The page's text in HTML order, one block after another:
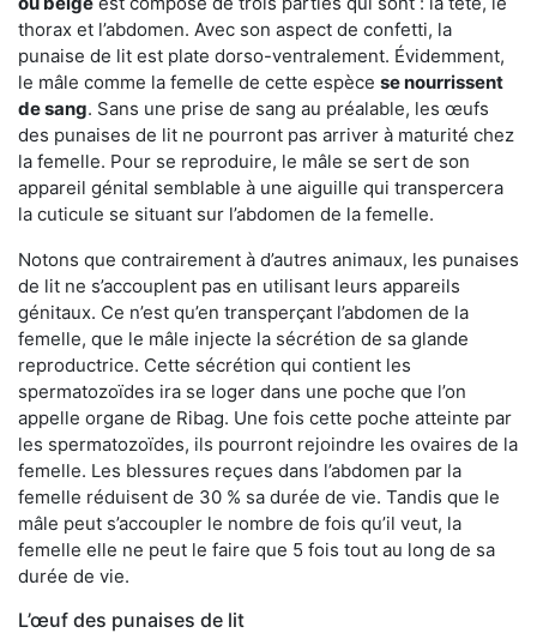
thorax et l’abdomen. Avec son aspect de confetti, la
punaise de lit est plate dorso-ventralement. Évidemment,
le mâle comme la femelle de cette espèce se nourrissent
de sang. Sans une prise de sang au préalable, les œufs
des punaises de lit ne pourront pas arriver à maturité chez
la femelle. Pour se reproduire, le mâle se sert de son
appareil génital semblable à une aiguille qui transpercera
la cuticule se situant sur l’abdomen de la femelle.
Notons que contrairement à d’autres animaux, les punaises
de lit ne s’accouplent pas en utilisant leurs appareils
génitaux. Ce n’est qu’en transperçant l’abdomen de la
femelle, que le mâle injecte la sécrétion de sa glande
reproductrice. Cette sécrétion qui contient les
spermatozoïdes ira se loger dans une poche que l’on
appelle organe de Ribag. Une fois cette poche atteinte par
les spermatozoïdes, ils pourront rejoindre les ovaires de la
femelle. Les blessures reçues dans l’abdomen par la
femelle réduisent de 30 % sa durée de vie. Tandis que le
mâle peut s’accoupler le nombre de fois qu’il veut, la
femelle elle ne peut le faire que 5 fois tout au long de sa
durée de vie.
L’œuf des punaises de lit